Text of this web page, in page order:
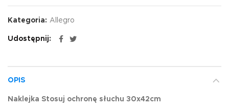
Kategoria: Allegro
Udostępnij
OPIS
Naklejka Stosuj ochronę słuchu 30x42cm